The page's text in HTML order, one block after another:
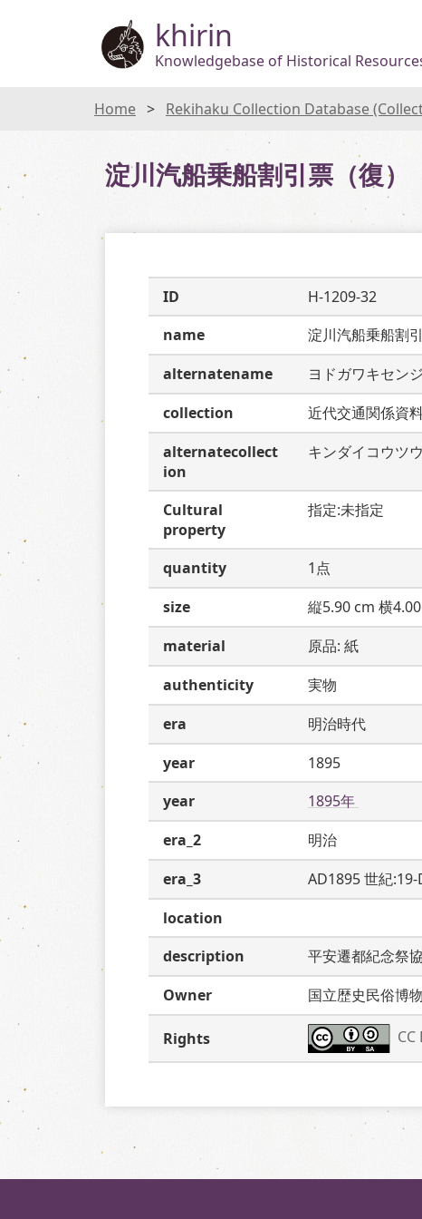
khirin
Knowledgebase of Historical
Home Rekihaku Collection Database
淀川汽船乗船割引票（復）
ID
H-1209-32
name
淀川汽船乗船割
alternatename
ヨドガワキセン
collection
近代交通関係資
alternatecollect
ion
キンダイコウツ
Cultural
property
指定:未指定
quantity
1点
size
縦5.90 cm 横
material
原品: 紙
authenticity
実物
era
明治時代
year
1895
year
1895年
era_2
明治
era_3
AD1895 世紀
location
description
平安遷都紀念祭
Owner
国立歴史民俗博
Rights